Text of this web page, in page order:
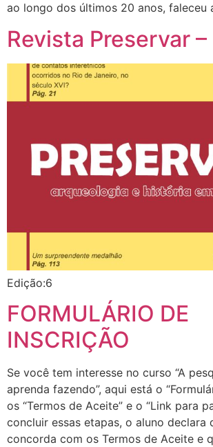
ao longo dos últimos 20 anos, faleceu
Revista Preservar
Edição:6
FORMULÁRIO DE
INSCRIÇÃO
Se você tem interesse no curso “A
aprenda fazendo”, aqui está o
os “Termos de Aceite” e o “Link para
concluir essas etapas, o aluno declara
concorda com os Termos de Aceite e